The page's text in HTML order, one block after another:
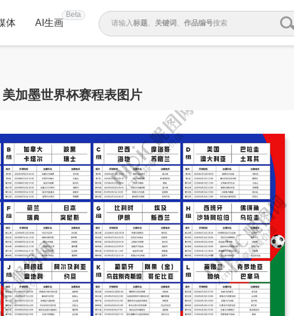
体 AI生画
Beta
请输入标题、 关键词 、 作品编号搜索
美加墨世界杯赛程表图片